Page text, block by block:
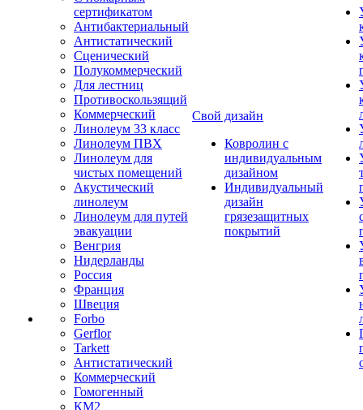
сертификатом
Антибактериальный
Антистатический
Сценический
Полукоммерческий
Для лестниц
Противоскользящий
Коммерческий
Линолеум 33 класс
Линолеум ПВХ
Линолеум для
чистых помещений
Акустический
линолеум
Линолеум для путей
эвакуации
Венгрия
Нидерланды
Россия
Франция
Швеция
Forbo
Gerflor
Tarkett
Антистатический
Коммерческий
Гомогенный
КМ2
Свой дизайн
Ковролин с
индивидуальным
дизайном
Индивидуальный
дизайн
грязезащитных
покрытий